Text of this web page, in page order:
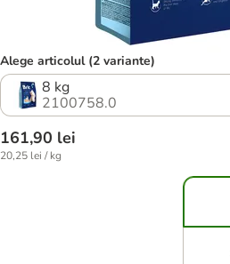
Alege articolul (2 variante)
8 kg
2100758.0
161,90 lei
20,25 lei / kg